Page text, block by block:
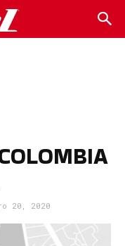
20, 2020